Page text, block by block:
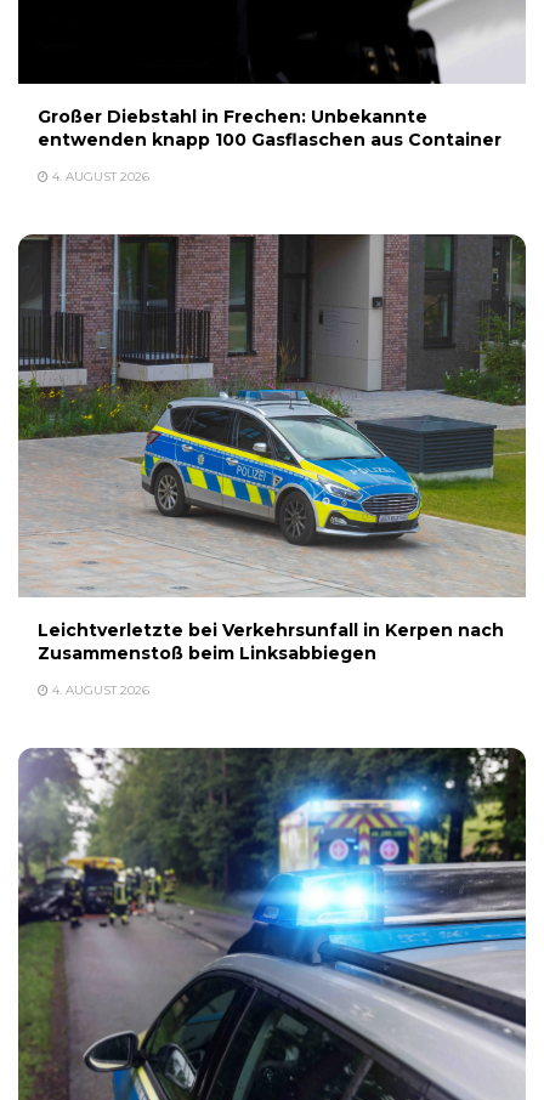
Großer Diebstahl in Frechen: Unbekannte
entwenden knapp 100 Gasflaschen aus Container
4. AUGUST 2026
Leichtverletzte bei Verkehrsunfall in Kerpen nach
Zusammenstoß beim Linksabbiegen
4. AUGUST 2026